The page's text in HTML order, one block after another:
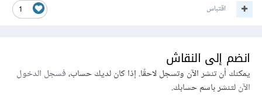
1 اقتباس
انضم إلى النقاش
يمكنك أن تنشر الآن وتسجل لاحقًا. إذا كان لديك حساب،فسجل الدخول
الآنلتنشر باسم حسابك.